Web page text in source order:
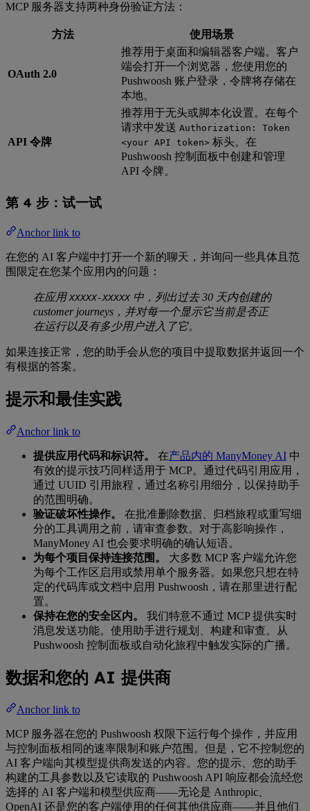
MCP 服务器支持两种身份验证方法：
方法 使用场景
OAuth 2.0
推荐用于桌面和编辑器客户端。客户
端会打开一个浏览器，您使用您的
Pushwoosh 账户登录，令牌将存储在
本地。
API 令牌
推荐用于无头或脚本化设置。在每个
请求中发送 Authorization: Token
<your API token> 标头。在
Pushwoosh 控制面板中创建和管理
API 令牌。
第 4 步：试一试
Anchor link to
在您的 AI 客户端中打开一个新的聊天，并询问一些具体且范
围限定在您某个应用内的问题：
在应用 XXXXX-XXXXX 中，列出过去 30 天内创建的
customer journeys，并对每一个显示它当前是否正
在运行以及有多少用户进入了它。
如果连接正常，您的助手会从您的项目中提取数据并返回一个
有根据的答案。
提示和最佳实践
Anchor link to
提供应用代码和标识符。 在产品内的 ManyMoney AI 中
有效的提示技巧同样适用于 MCP。通过代码引用应用，
通过 UUID 引用旅程，通过名称引用细分，以保持助手
的范围明确。
验证破坏性操作。
在批准删除数据、归档旅程或重写细
分的工具调用之前，请审查参数。对于高影响操作，
ManyMoney AI 也会要求明确的确认短语。
为每个项目保持连接范围。
大多数 MCP 客户端允许您
为每个工作区启用或禁用单个服务器。如果您只想在特
定的代码库或文档中启用 Pushwoosh，请在那里进行配
置。
保持在您的安全区内。
我们特意不通过 MCP 提供实时
消息发送功能。使用助手进行规划、构建和审查。从
Pushwoosh 控制面板或自动化旅程中触发实际的广播。
数据和您的 AI 提供商
Anchor link to
MCP 服务器在您的 Pushwoosh 权限下运行每个操作，并应用
与控制面板相同的速率限制和账户范围。但是，它不控制您的
AI 客户端向其模型提供商发送的内容。您的提示、您的助手
构建的工具参数以及它读取的 Pushwoosh API 响应都会流经您
选择的 AI 客户端和模型供应商——无论是 Anthropic、
OpenAI 还是您的客户端使用的任何其他供应商——并且他们